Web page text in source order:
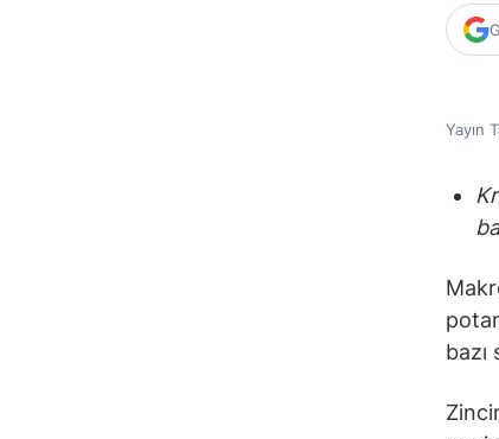
Yayın
bazı